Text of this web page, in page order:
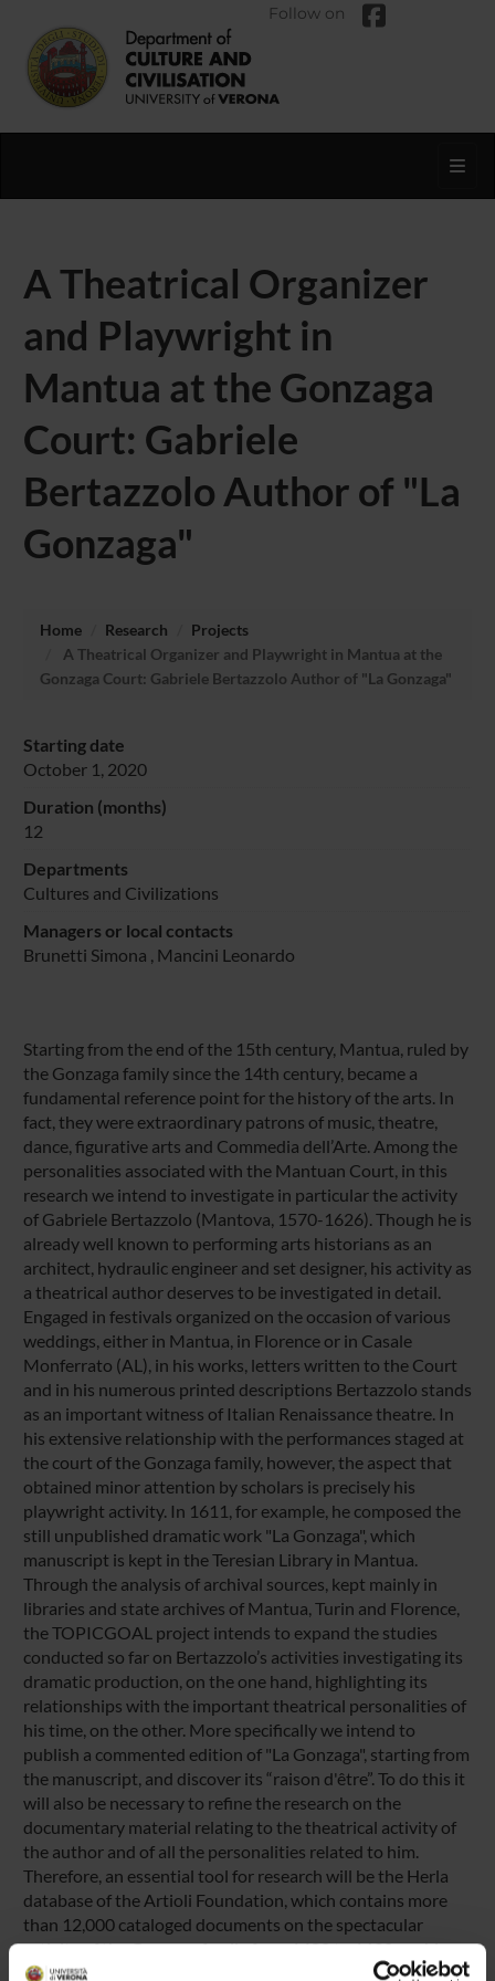
Follow on
A Theatrical Organizer
and Playwright in
Mantua at the Gonzaga
Court: Gabriele
Bertazzolo Author of "La
Gonzaga"
Home Research
Projects
A Theatrical Organizer and Playwright in Mantua at the
Gonzaga Court: Gabriele Bertazzolo Author of "La Gonzaga"
Starting date
October 1, 2020
Duration (months)
12
Departments
Cultures and Civilizations
Managers or local contacts
Brunetti Simona , Mancini Leonardo
Starting from the end of the 15th century, Mantua, ruled by
the Gonzaga family since the 14th century, became a
fundamental reference point for the history of the arts. In
fact, they were extraordinary patrons of music, theatre,
dance, figurative arts and Commedia dell’Arte. Among the
personalities associated with the Mantuan Court, in this
research we intend to investigate in particular the activity
of Gabriele Bertazzolo (Mantova, 1570-1626). Though he is
already well known to performing arts historians as an
architect, hydraulic engineer and set designer, his activity as
a theatrical author deserves to be investigated in detail.
Engaged in festivals organized on the occasion of various
weddings, either in Mantua, in Florence or in Casale
Monferrato (AL), in his works, letters written to the Court
and in his numerous printed descriptions Bertazzolo stands
as an important witness of Italian Renaissance theatre. In
his extensive relationship with the performances staged at
the court of the Gonzaga family, however, the aspect that
obtained minor attention by scholars is precisely his
playwright activity. In 1611, for example, he composed the
still unpublished dramatic work "La Gonzaga", which
manuscript is kept in the Teresian Library in Mantua.
Through the analysis of archival sources, kept mainly in
libraries and state archives of Mantua, Turin and Florence,
the TOPICGOAL project intends to expand the studies
conducted so far on Bertazzolo’s activities investigating its
dramatic production, on the one hand, highlighting its
relationships with the important theatrical personalities of
his time, on the other. More specifically we intend to
publish a commented edition of "La Gonzaga", starting from
the manuscript, and discover its “raison d'être”. To do this it
will also be necessary to refine the research on the
documentary material relating to the theatrical activity of
the author and of all the personalities related to him.
Therefore, an essential tool for research will be the Herla
database of the Artioli Foundation, which contains more
than 12,000 cataloged documents on the spectacular
activity of the Gonzaga family from 1480 to 1630; archive
in which new data relating to the documents found during